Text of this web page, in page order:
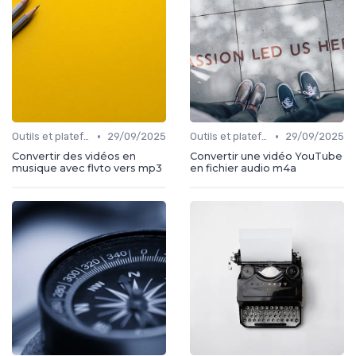
Outils et plateformes •
29/09/2025
Convertir des vidéos en
musique avec flvto vers mp3
Outils et plateformes •
29/09/2025
Convertir une vidéo YouTube
en fichier audio m4a